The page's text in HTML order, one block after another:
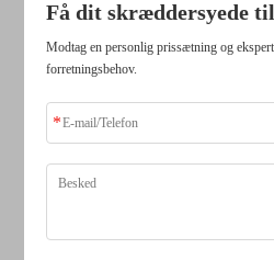
modstand
af industrielle
driftsforhold, hvor en IP67-
nedsænkning, hvilket er
tilbyder mulighed for
Få dit skræddersyede
Modtag en personlig prissætning og
forretningsbehov.